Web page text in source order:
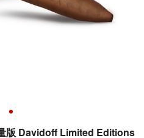
版 Davidoff Limited Editions